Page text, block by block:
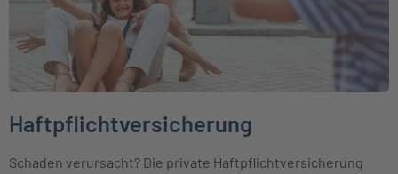
Haftpflichtversicherung
Schaden verursacht? Die private Haftpflichtversicherung